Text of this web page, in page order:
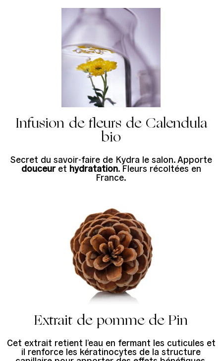
Infusion de fleurs de Calendula
bio
Secret du savoir-faire de Kydra le salon. Apporte
douceuret hydratation. Fleurs récoltées en
France.
Extrait de pomme de Pin
Cet extrait retient l’eau en fermant les cuticules et
il renforce les kératinocytes de la structure